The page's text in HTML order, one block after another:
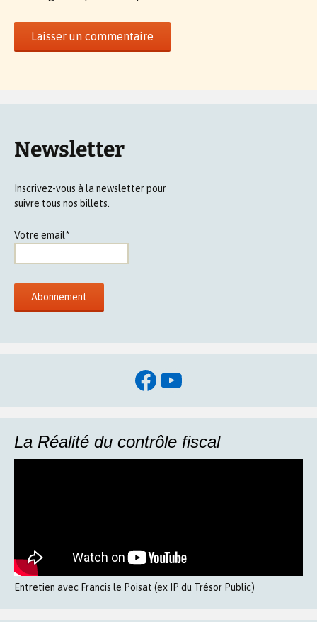
Newsletter
Inscrivez-vous à la newsletter pour
suivre tous nos billets.
Votre email*
Facebook
YouTube
La Réalité du contrôle fiscal
Entretien avec Francis le Poisat (ex IP du Trésor Public)